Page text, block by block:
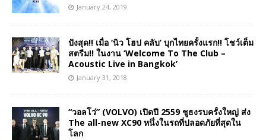
January 24, 2019
ปังสุด!! เมื่อ ‘นิว โฮป คลับ’ บุกไทยครั้งแรก!! โชว์เต็ม
สตรีม!! ในงาน ‘Welcome To The Club –
Acoustic Live in Bangkok’
January 31, 2018
“วอลโว่” (VOLVO) เปิดปี 2559 ชูธงรบครั้งใหญ่ ส่ง
The all-new XC90 หนึ่งในรถที่ปลอดภัยที่สุดใน
โลก